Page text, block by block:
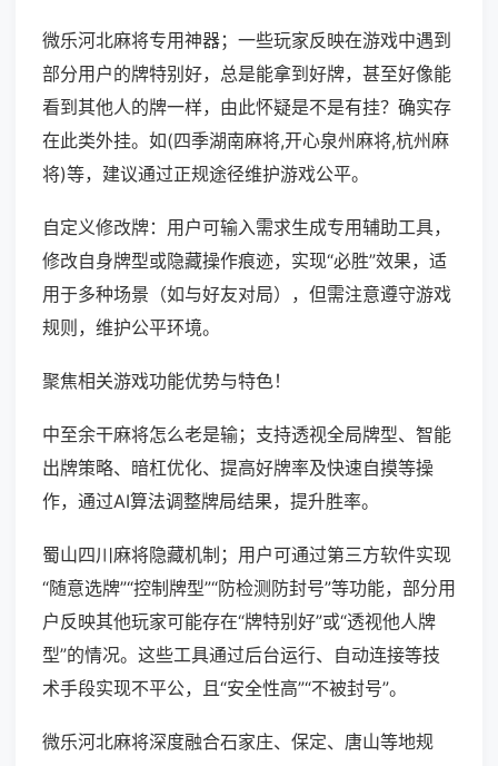
微乐河北麻将专用神器；一些玩家反映在游戏中遇到
部分用户的牌特别好，总是能拿到好牌，甚至好像能
看到其他人的牌一样，由此怀疑是不是有挂？确实存
在此类外挂。如(四季湖南麻将,开心泉州麻将,杭州麻
将)等，建议通过正规途径维护游戏公平。
自定义修改牌：用户可输入需求生成专用辅助工具，
修改自身牌型或隐藏操作痕迹，实现“必胜”效果，适
用于多种场景（如与好友对局），但需注意遵守游戏
规则，维护公平环境。
聚焦相关游戏功能优势与特色！
中至余干麻将怎么老是输；支持透视全局牌型、智能
出牌策略、暗杠优化、提高好牌率及快速自摸等操
作，通过AI算法调整牌局结果，提升胜率。
蜀山四川麻将隐藏机制；用户可通过第三方软件实现
“随意选牌”“控制牌型”“防检测防封号”等功能，部分用
户反映其他玩家可能存在“牌特别好”或“透视他人牌
型”的情况。这些工具通过后台运行、自动连接等技
术手段实现不平公，且“安全性高”“不被封号”。
微乐河北麻将深度融合石家庄、保定、唐山等地规